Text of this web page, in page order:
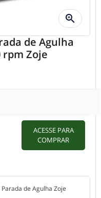
zoom_in
de Agulha
Zoje
ACESSE PARA
COMPRAR
de Agulha Zoje